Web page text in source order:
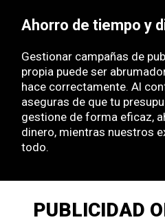
Ahorro de tiempo y
Gestionar campañas de
propia puede ser
hace correctamente. Al
aseguras de que tu
gestione de forma eficaz,
dinero, mientras nuestros
todo.
PUBLICIDAD